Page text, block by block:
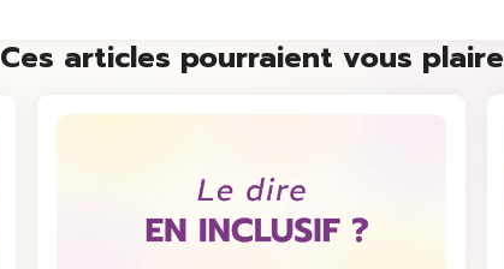
Ces articles pourraient vous plaire